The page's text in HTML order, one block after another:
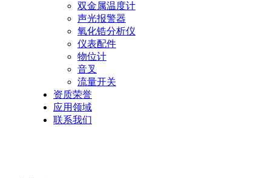
双金属温度计
声光报警器
氧化锆分析仪
仪表配件
物位计
音叉
流量开关
资质荣誉
应用领域
联系我们